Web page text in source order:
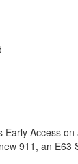
Early Access
911, an